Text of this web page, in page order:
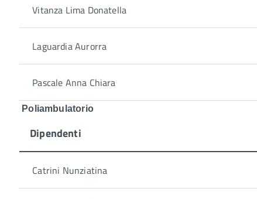
Vitanza Lima Donatella
Laguardia Aurorra
Pascale Anna Chiara
Poliambulatorio
Dipendenti
Catrini Nunziatina